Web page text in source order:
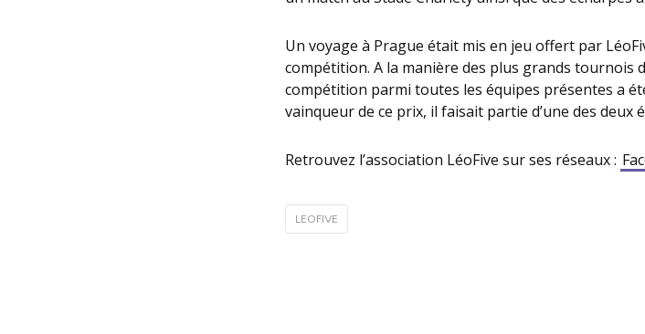
Un voyage à Prague était mis en jeu offert par
compétition. A la manière des plus grands tournois
compétition parmi toutes les équipes présentes a
vainqueur de ce prix, il faisait partie d’une des deux
Retrouvez l’association LéoFive sur ses réseaux :
LEOFIVE